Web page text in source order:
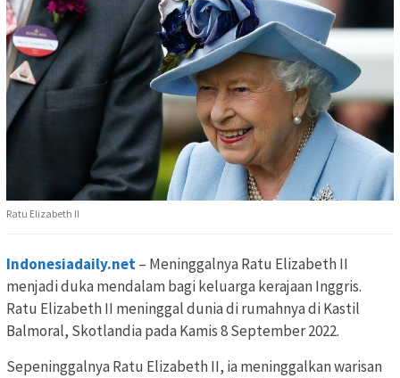
Ratu Elizabeth II
Indonesiadaily.net– Meninggalnya Ratu Elizabeth II
menjadi duka mendalam bagi keluarga kerajaan Inggris.
Ratu Elizabeth II meninggal dunia di rumahnya di Kastil
Balmoral, Skotlandia pada Kamis 8 September 2022.
Sepeninggalnya Ratu Elizabeth II, ia meninggalkan warisan